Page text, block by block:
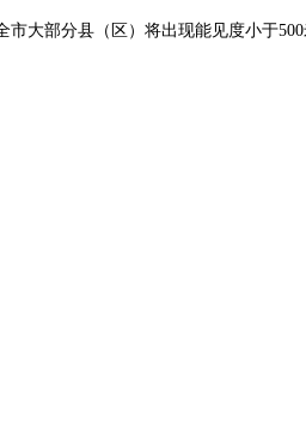
大部分县（区）将出现能见度小于